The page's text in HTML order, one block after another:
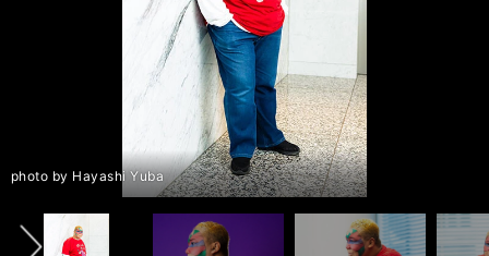
photo by Hayashi Yuba
前へ